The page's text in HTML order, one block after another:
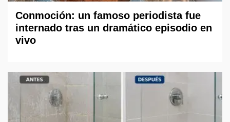
Conmoción: un famoso periodista fue
internado tras un dramático episodio en
vivo